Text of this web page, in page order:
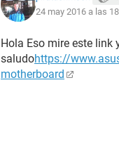
24 may 2016 a las
Hola Eso mire este link
saludohttps://
motherboard